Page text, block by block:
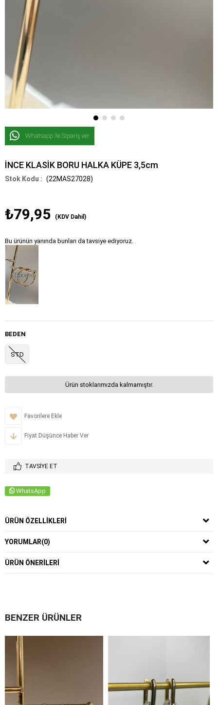
Whatsapp İle Sipariş ver
İNCE KLASİK BORU HALKA KÜPE 3,5cm
(22MAS27028)
₺79,95 (KDV Dahil)
Bu ürünün yanında bunları da tavsiye ediyoruz.
Tükendi
BEDEN
STD
Ürün stoklarımızda kalmamıştır.
Favorilere Ekle
Fiyat Düşünce Haber Ver
TAVSIYE ET
WhatsApp
ÜRÜN ÖZELLIKLERI
YORUMLAR(0)
ÜRÜN ÖNERILERI
BENZER ÜRÜNLER